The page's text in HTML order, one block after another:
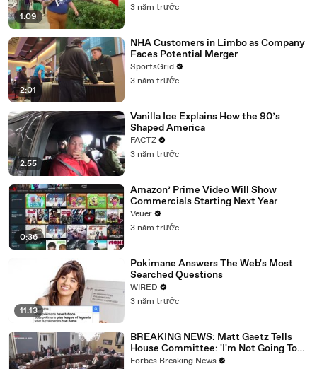
1:09
3 năm trước
2:01
NHA Customers in Limbo as Company
Faces Potential Merger
SportsGrid
3 năm trước
2:55
Vanilla Ice Explains How the 90’s
Shaped America
FACTZ
3 năm trước
0:36
Amazon’ Prime Video Will Show
Commercials Starting Next Year
Veuer
3 năm trước
11:13
Pokimane Answers The Web's Most
Searched Questions
WIRED
3 năm trước
BREAKING NEWS: Matt Gaetz Tells
House Committee: 'I'm Not Going To
Vote For A Continuing Resolution'
Forbes Breaking News